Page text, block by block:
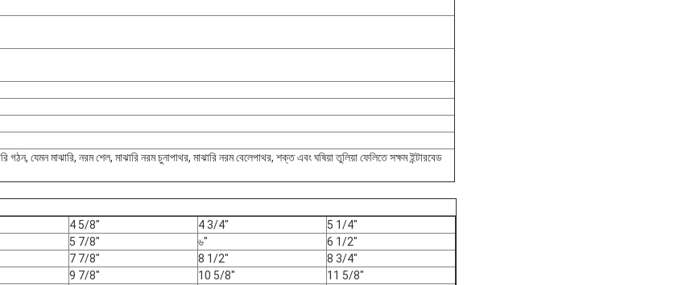
যেমন মাঝারি, নরম শেল, মাঝারি নরম চুনাপাথর, মাঝারি নরম বেলেপাথর, শক্ত এবং ঘষিয়া তুলিয়া ফেলিতে সক্ষম ইন্টারবেড
4 5/8" 4 3/4"
5 1/4"
5 7/8" ৬"
6 1/2"
7 7/8" 8 1/2"
8 3/4"
9 7/8" 10 5/8"
11 5/8"